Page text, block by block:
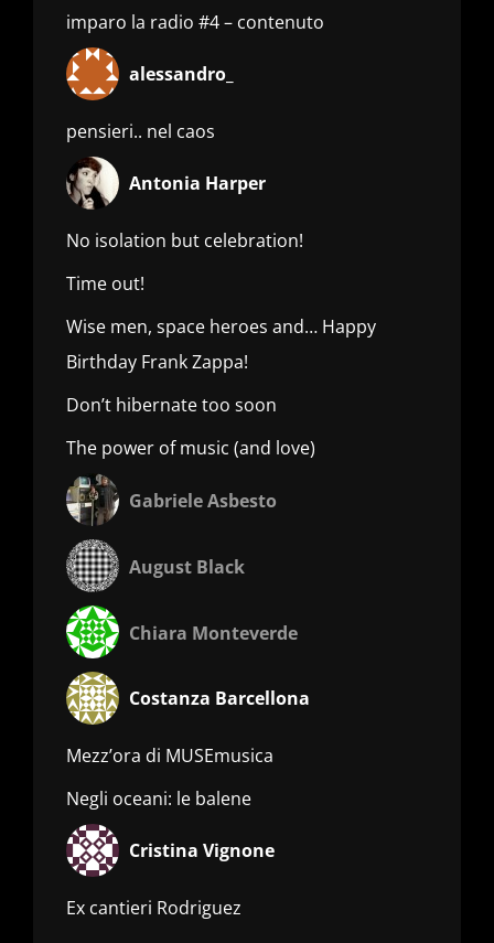
imparo la radio #4 – contenuto
alessandro_
pensieri.. nel caos
Antonia Harper
No isolation but celebration!
Time out!
Wise men, space heroes and… Happy
Birthday Frank Zappa!
Don’t hibernate too soon
The power of music (and love)
Gabriele Asbesto
August Black
Chiara Monteverde
Costanza Barcellona
Mezz’ora di MUSEmusica
Negli oceani: le balene
Cristina Vignone
Ex cantieri Rodriguez